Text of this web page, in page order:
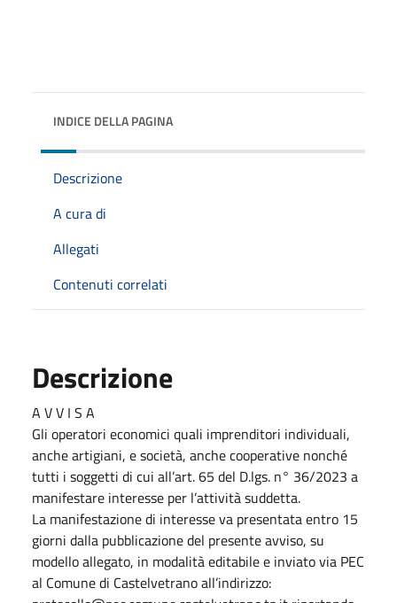
INDICE DELLA PAGINA
Descrizione
A cura di
Allegati
Contenuti correlati
Descrizione
A V V I S A
Gli operatori economici quali imprenditori individuali,
anche artigiani, e società, anche cooperative nonché
tutti i soggetti di cui all’art. 65 del D.lgs. n° 36/2023 a
manifestare interesse per l’attività suddetta.
La manifestazione di interesse va presentata entro 15
giorni dalla pubblicazione del presente avviso, su
modello allegato, in modalità editabile e inviato via PEC
al Comune di Castelvetrano all’indirizzo: